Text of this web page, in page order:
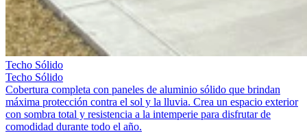
Techo Sólido
Techo Sólido
Cobertura completa con paneles de aluminio sólido que brindan
máxima protección contra el sol y la lluvia. Crea un espacio exterior
con sombra total y resistencia a la intemperie para disfrutar de
comodidad durante todo el año.